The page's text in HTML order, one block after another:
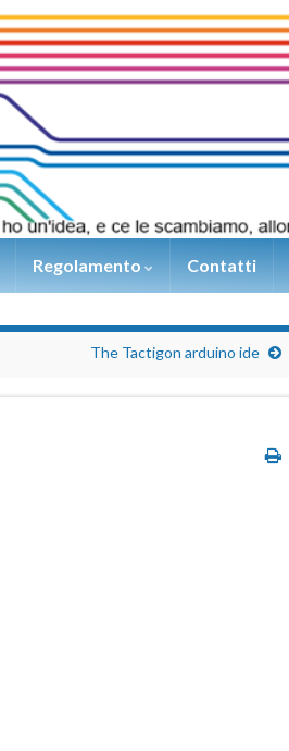
Regolamento Contatti
The Tactigon arduino ide